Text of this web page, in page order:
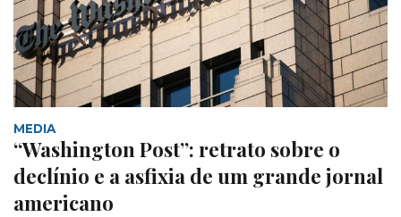
MEDIA
“Washington Post”: retrato sobre o
declínio e a asfixia de um grande jornal
americano